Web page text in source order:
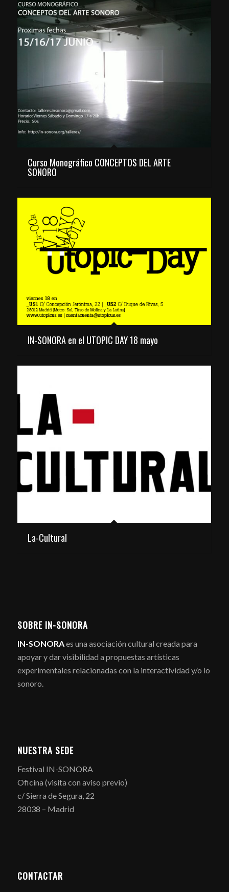
Curso Monográfico CONCEPTOS DEL ARTE
SONORO
IN-SONORA en el UTOPIC DAY 18 mayo
La-Cultural
SOBRE IN-SONORA
IN-SONORAes una asociación cultural creada para
apoyar y dar visibilidad a propuestas artísticas
experimentales relacionadas con la interactividad y/o lo
sonoro.
NUESTRA SEDE
Festival IN-SONORA
Oficina (visita con aviso previo)
c/ Sierra de Segura, 22
28038 – Madrid
CONTACTAR